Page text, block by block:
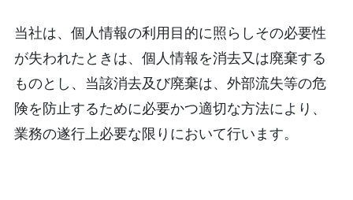
当社は、個人情報の利用目的に照らしその必要性
が失われたときは、個人情報を消去又は廃棄する
ものとし、当該消去及び廃棄は、外部流失等の危
険を防止するために必要かつ適切な方法により、
業務の遂行上必要な限りにおいて行います。